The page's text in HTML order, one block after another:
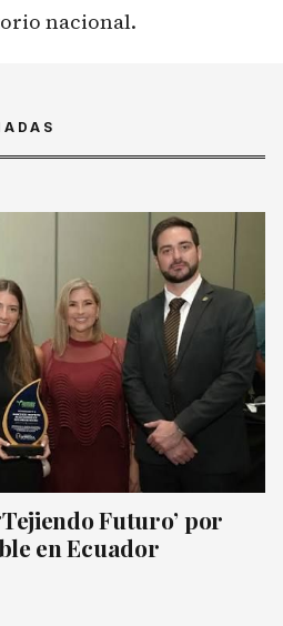
nacional.
Futuro’ por
en Ecuador